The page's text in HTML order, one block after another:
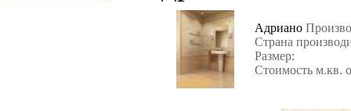
Адриано
Страна
Размер:
Стоимость м.кв.